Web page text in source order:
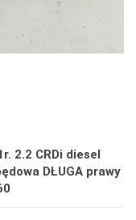
2.2 CRDi diesel
DŁUGA prawy